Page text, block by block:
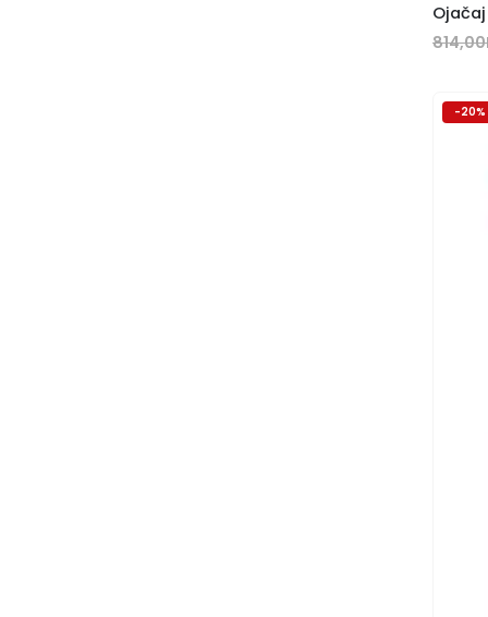
814,00
-20%